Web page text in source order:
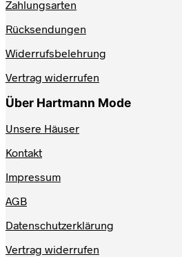
Zahlungsarten
Rücksendungen
Widerrufsbelehrung
Vertrag widerrufen
Über Hartmann Mode
Unsere Häuser
Kontakt
Impressum
AGB
Datenschutzerklärung
Vertrag widerrufen